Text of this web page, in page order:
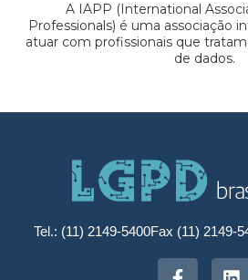
A IAPP (International
Professionals) é uma associação
atuar com profissionais que
de dados.
Tel.: (11) 2149-5400Fax (11) 2149-